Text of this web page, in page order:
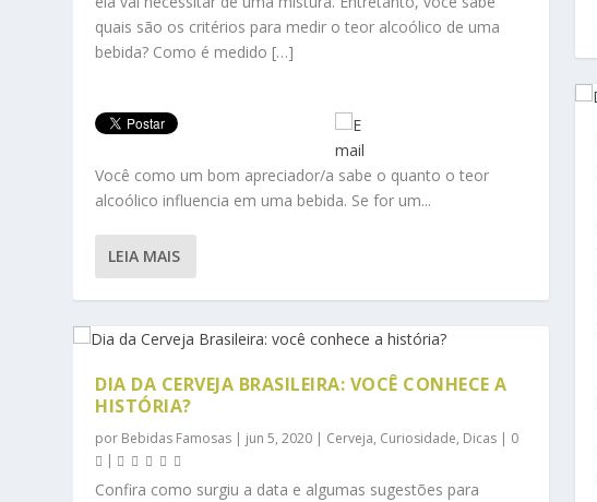
quais são os critérios para medir o teor alcoólico de uma
bebida? Como é medido […]
Você como um bom apreciador/a sabe o quanto o teor
alcoólico influencia em uma bebida. Se for um...
LEIA MAIS
DIA DA CERVEJA BRASILEIRA: VOCÊ CONHECE A
HISTÓRIA?
por Bebidas Famosas | jun 5, 2020 | Cerveja, Curiosidade, Dicas | 0
|
Confira como surgiu a data e algumas sugestões para